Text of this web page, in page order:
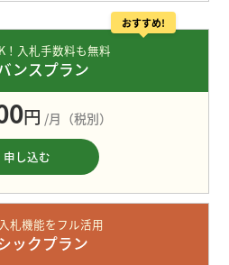
おすすめ!
！入札手数料も無料
ンスプラン
円 /月（税別）
申し込む
札機能をフル活用
ックプラン